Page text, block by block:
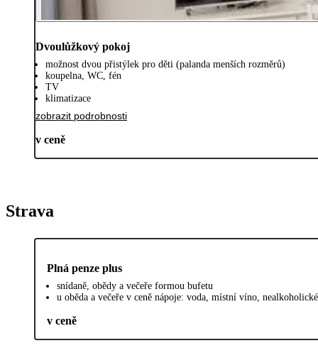
Dvoulůžkový pokoj
možnost dvou přistýlek pro děti (palanda menších rozměrů)
koupelna, WC, fén
TV
klimatizace
zobrazit podrobnosti
v ceně
Strava
Plná penze plus
snídaně, obědy a večeře formou bufetu
u oběda a večeře v ceně nápoje: voda, místní víno,
v ceně